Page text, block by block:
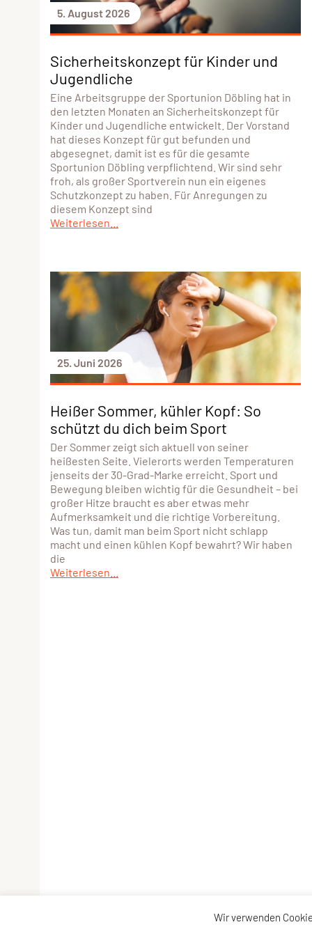
5. August 2026
Sicherheitskonzept für Kinder und
Jugendliche
Eine Arbeitsgruppe der Sportunion Döbling hat in
den letzten Monaten an Sicherheitskonzept für
Kinder und Jugendliche entwickelt. Der Vorstand
hat dieses Konzept für gut befunden und
abgesegnet, damit ist es für die gesamte
Sportunion Döbling verpflichtend. Wir sind sehr
froh, als großer Sportverein nun ein eigenes
Schutzkonzept zu haben. Für Anregungen zu
diesem Konzept sind
Weiterlesen...
25. Juni 2026
Heißer Sommer, kühler Kopf: So
schützt du dich beim Sport
Der Sommer zeigt sich aktuell von seiner
heißesten Seite. Vielerorts werden Temperaturen
jenseits der 30-Grad-Marke erreicht. Sport und
Bewegung bleiben wichtig für die Gesundheit – bei
großer Hitze braucht es aber etwas mehr
Aufmerksamkeit und die richtige Vorbereitung.
Was tun, damit man beim Sport nicht schlapp
macht und einen kühlen Kopf bewahrt? Wir haben
die
Weiterlesen...
Wir verwenden